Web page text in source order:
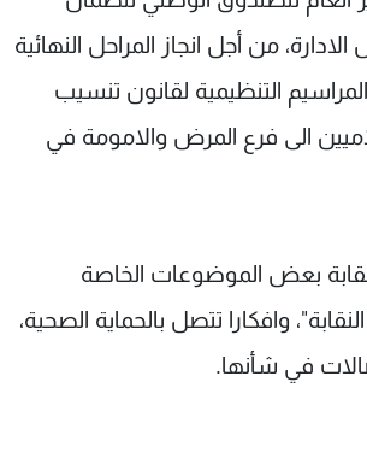
من أجل انجاز المراحل النهائية
التنظيمية لقانون تنسيب
الى فرع المرض والامومة في
بعض الموضوعات الخاصة
وافكارا تتصل بالحماية الصحية،
في شأنها.